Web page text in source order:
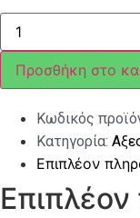
ΤΣΑΝΤΑ-
ΒΑΛΙΤΣΑ
ΔΕΡΜΑΤΙΝΗ
35ΛΤ
CLASSIC
ΚΑΦΕ
Προσθήκη στο
Κωδικός
Κατηγορία:
Επιπλέον